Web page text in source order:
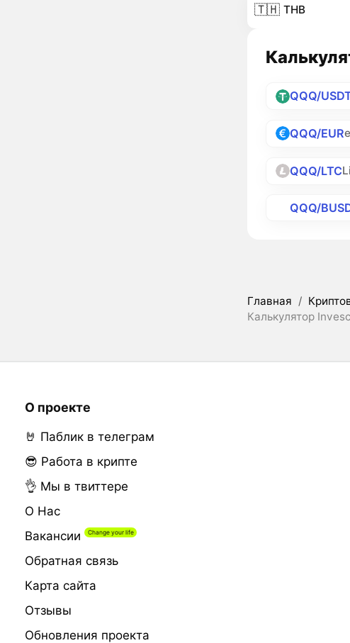
🇹🇭 THB
QQQ/
QQQ/EUR
QQQ/LTC
QQQ/
Главная /
Калькулятор
О проекте
🤘 Паблик в телеграм
😎 Работа в крипте
👌 Мы в твиттере
О Нас
Вакансии
Обратная связь
Карта сайта
Отзывы
Обновления проекта